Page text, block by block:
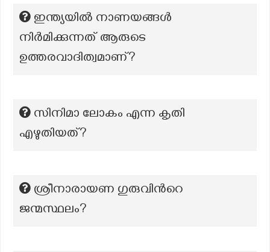
ഇന്ത്യയിൽ നാണയങ്ങൾ
നിർമിക്കുന്നത് ആരുടെ
ഉത്തരവാദിത്വമാണ്?
സിനിമാ ലോകം എന്ന കൃതി
എഴുതിയത്?
ശ്രീനാരായണ ഗുരുവിന്‍റെ
ജന്മസ്ഥലം?